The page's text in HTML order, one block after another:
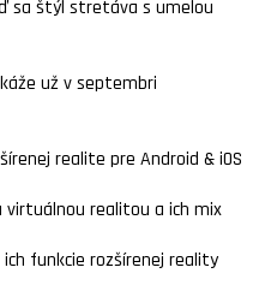
sa štýl stretáva s umelou
už v septembri
realite pre Android & iOS
virtuálnou realitou a ich mix
ich funkcie rozšírenej reality